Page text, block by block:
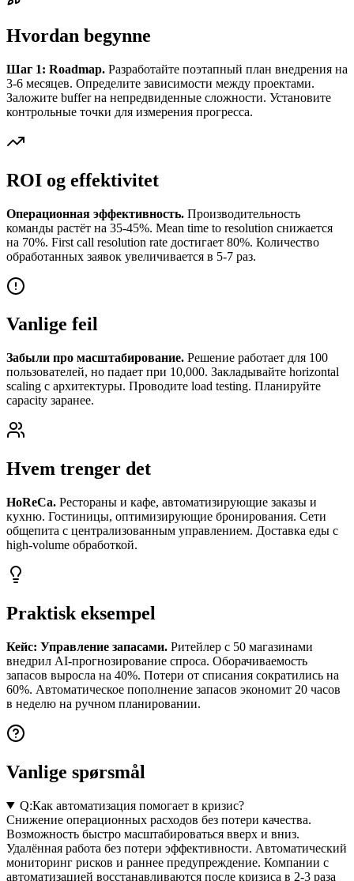
Hvordan begynne
Шаг 1: Roadmap. Разработайте поэтапный план внедрения на
3-6 месяцев. Определите зависимости между проектами.
Заложите buffer на непредвиденные сложности. Установите
контрольные точки для измерения прогресса.
ROI og effektivitet
Операционная эффективность. Производительность
команды растёт на 35-45%. Mean time to resolution снижается
на 70%. First call resolution rate достигает 80%. Количество
обработанных заявок увеличивается в 5-7 раз.
Vanlige feil
Забыли про масштабирование. Решение работает для 100
пользователей, но падает при 10,000. Закладывайте horizontal
scaling с архитектуры. Проводите load testing. Планируйте
capacity заранее.
Hvem trenger det
HoReCa. Рестораны и кафе, автоматизирующие заказы и
кухню. Гостиницы, оптимизирующие бронирования. Сети
общепита с централизованным управлением. Доставка еды с
high-volume обработкой.
Praktisk eksempel
Кейс: Управление запасами. Ритейлер с 50 магазинами
внедрил AI-прогнозирование спроса. Оборачиваемость
запасов выросла на 40%. Потери от списания сократились на
60%. Автоматическое пополнение запасов экономит 20 часов
в неделю на ручном планировании.
Vanlige spørsmål
Q:Как автоматизация помогает в кризис?
Снижение операционных расходов без потери качества.
Возможность быстро масштабироваться вверх и вниз.
Удалённая работа без потери эффективности. Автоматический
мониторинг рисков и раннее предупреждение. Компании с
автоматизацией восстанавливаются после кризиса в 2-3 раза